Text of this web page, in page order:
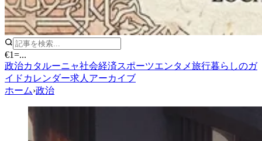
€1=...
政治カタルーニャ社会経済スポーツエンタメ旅行暮らしのガ
イド カレンダー求人 アーカイブ
ホーム›政治